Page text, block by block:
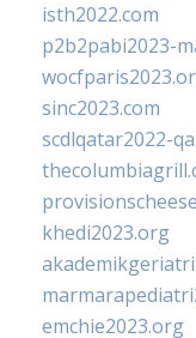
isth2022.com
p2b2pabi2023-
sinc2023.com
scdlqatar2022-
khedi2023.org
emchie2023.org